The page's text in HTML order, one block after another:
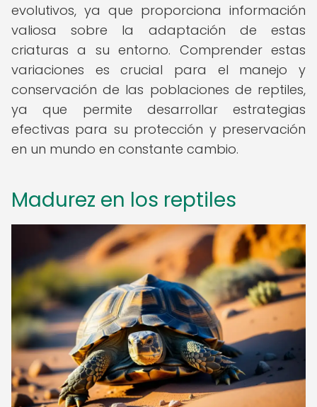
evolutivos, ya que proporciona información
valiosa sobre la adaptación de estas
criaturas a su entorno. Comprender estas
variaciones es crucial para el manejo y
conservación de las poblaciones de reptiles,
ya que permite desarrollar estrategias
efectivas para su protección y preservación
en un mundo en constante cambio.
Madurez en los reptiles